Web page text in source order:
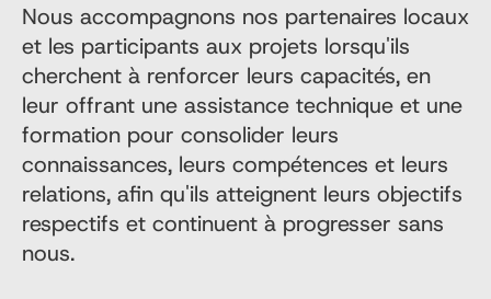
Nous accompagnons nos partenaires locaux
et les participants aux projets lorsqu'ils
cherchent à renforcer leurs capacités, en
leur offrant une assistance technique et une
formation pour consolider leurs
connaissances, leurs compétences et leurs
relations, afin qu'ils atteignent leurs objectifs
respectifs et continuent à progresser sans
nous.